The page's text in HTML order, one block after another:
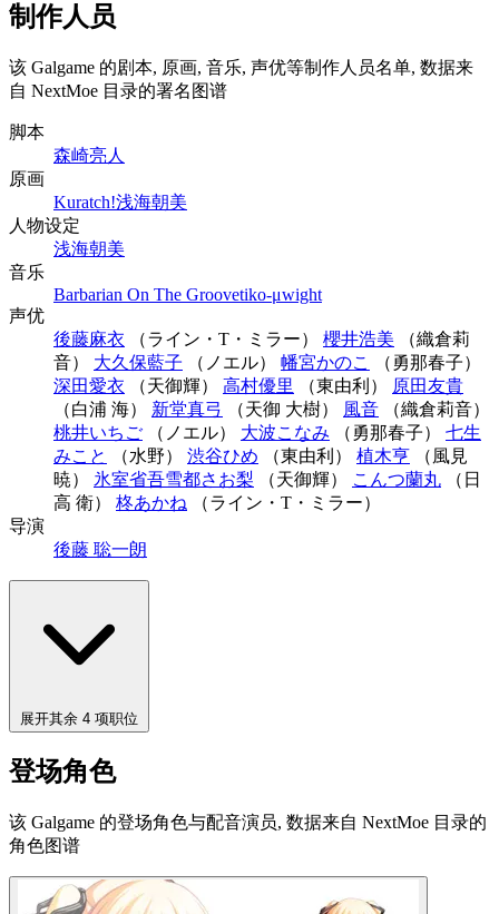
制作人员
该 Galgame 的剧本, 原画, 音乐, 声优等制作人员名单, 数据来
自 NextMoe 目录的署名图谱
脚本
森崎亮人
原画
Kuratch!浅海朝美
人物设定
浅海朝美
音乐
Barbarian On The Groovetiko-μwight
声优
後藤麻衣 （ライン・T・ミラー） 櫻井浩美 （織倉莉
音） 大久保藍子 （ノエル） 幡宮かのこ
（勇那春子）
深田愛衣 （天御輝） 高村優里 （東由利）
原田友貴
（白浦 海） 新堂真弓 （天御 大樹） 風音 （織倉莉音）
桃井いちご （ノエル） 大波こなみ （勇那春子） 七生
みこと
（水野） 渋谷ひめ （東由利） 植木亨 （風見
暁） 氷室省吾雪都さお梨 （天御輝） こんつ蘭丸 （日
高 衛） 柊あかね （ライン・T・ミラー）
导演
後藤 聡一朗
展开其余 4 项职位
登场角色
该 Galgame 的登场角色与配音演员, 数据来自 NextMoe 目录的
角色图谱